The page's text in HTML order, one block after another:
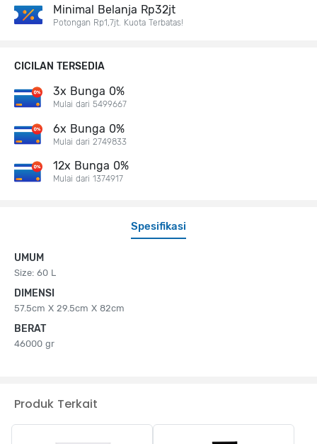
Spesifikasi
UMUM
Size: 60 L
DIMENSI
57.5cm X 29.5cm X 82cm
BERAT
46000 gr
Minimal Belanja Rp32jt
Potongan Rp1,7jt. Kuota Terbatas!
CICILAN TERSEDIA
3x Bunga 0%
Mulai dari 5499667
6x Bunga 0%
Mulai dari 2749833
12x Bunga 0%
Mulai dari 1374917
Produk Terkait